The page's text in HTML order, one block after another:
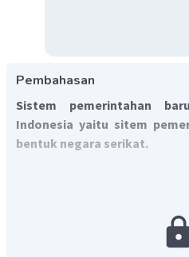
Pembahasan
Sistem pemerintahan
Indonesia yaitu sitem
bentuk negara serikat.
Revolusi Indonesia yang
1949 menjadi periode